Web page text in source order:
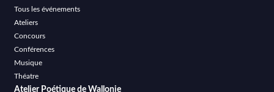
Tous les événements
Ateliers
Concours
Conférences
Musique
Théatre
Atelier Poétique de Wallonie